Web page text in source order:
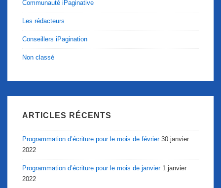
Communauté iPaginative
Les rédacteurs
Conseillers iPagination
Non classé
ARTICLES RÉCENTS
Programmation d’écriture pour le mois de février 30 janvier
2022
Programmation d’écriture pour le mois de janvier 1 janvier
2022